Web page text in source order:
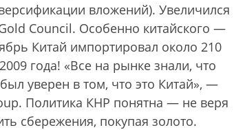
вложений). Увеличился
Council. Особенно китайского —
Китай импортировал около 210
года! «Все на рынке знали, что
уверен в том, что это Китай», —
Политика КНР понятна — не веря
сбережения, покупая золото.